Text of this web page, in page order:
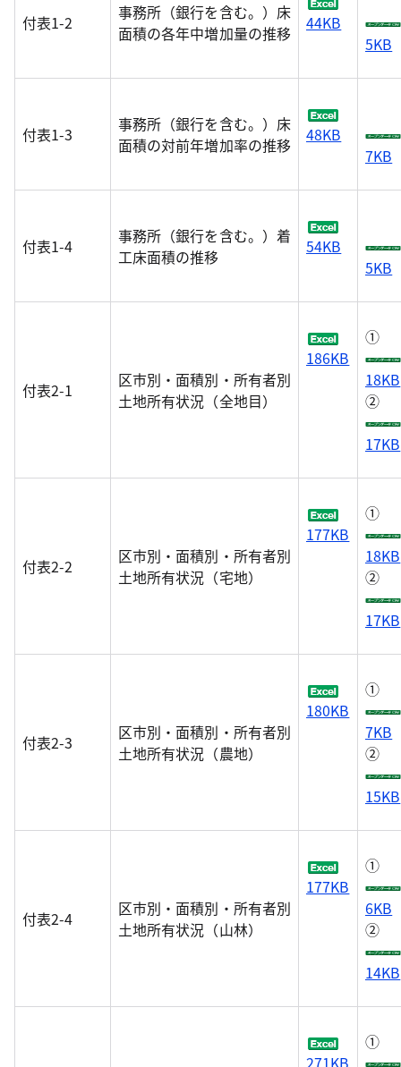
付表1-2
事務所（銀行を含む。）床
面積の各年中増加量の推移
44KB
5KB
付表1-3
事務所（銀行を含む。）床
面積の対前年増加率の推移
48KB
7KB
付表1-4
事務所（銀行を含む。）着
工床面積の推移
54KB
5KB
付表2-1
区市別・面積別・所有者別
土地所有状況（全地目）
186KB
①
18KB
②
17KB
付表2-2
区市別・面積別・所有者別
土地所有状況（宅地）
177KB
①
18KB
②
17KB
付表2-3
区市別・面積別・所有者別
土地所有状況（農地）
180KB
①
7KB
②
15KB
付表2-4
区市別・面積別・所有者別
土地所有状況（山林）
177KB
①
6KB
②
14KB
271KB
①